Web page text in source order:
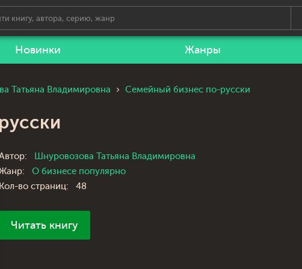
Новинки Жанры
Татьяна Владимировна Семейный бизнес по-русски
Шнуровозова Татьяна Владимировна
О бизнесе популярно
Кол-во страниц:
48
Читать книгу